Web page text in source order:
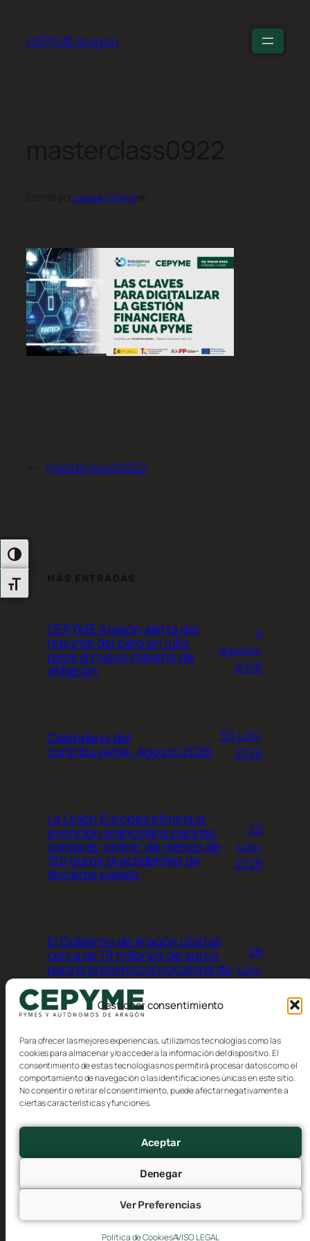
Gestionar consentimiento
Para ofrecer las mejores experiencias, utilizamos tecnologías como las
cookies para almacenar y/o acceder a la información del dispositivo. El
consentimiento de estas tecnologías nos permitirá procesar datos como el
comportamiento de navegación o las identificaciones únicas en este sitio.
No consentir o retirar el consentimiento, puede afectar negativamente a
ciertas características y funciones.
Aceptar
Denegar
Ver Preferencias
Política de CookiesAVISO LEGAL
Alternar Alto Contraste
Alternar Tamaño De Letra
CEPYME Aragón
Joaquín Molina
masterclass0922
CEPYME Aragón alerta del
repunte del paro en julio
pese al nuevo máximo de
afiliación
4
agosto,
2026
Calendario del
contribuyente, Agosto 2026
30 julio,
2026
La Unión Europea elimina la
exención arancelaria para las
compras ‘online’ de menos de
150 euros procedentes de
terceros países
29
julio,
2026
El Gobierno de Aragón utoriza
cerca de 19 millones de euros
para la próxima convocatoria de
ayudas a industrias
agroalimentarias
28
julio,
Autores
Eventos
Diseñado con